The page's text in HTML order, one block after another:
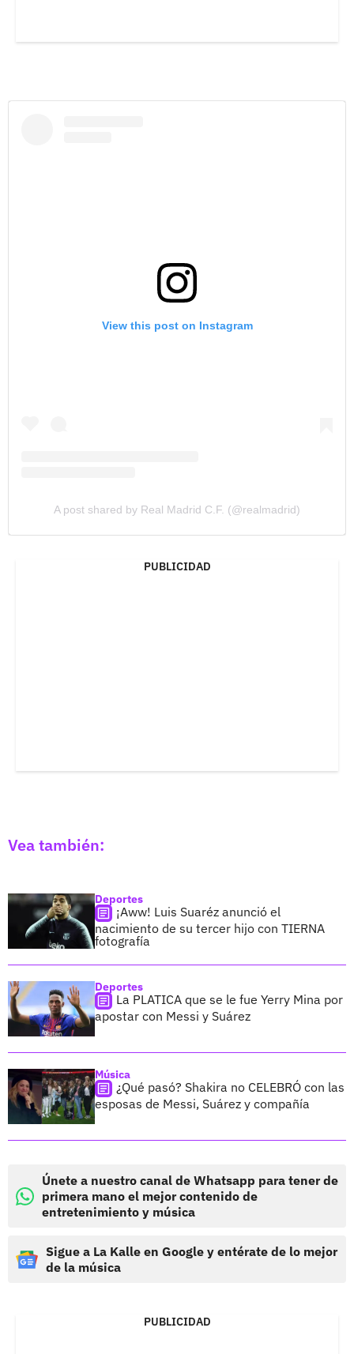
View this post on Instagram
A post shared by Real Madrid C.F. (@realmadrid)
PUBLICIDAD
Vea también:
Deportes
¡Aww! Luis Suaréz anunció el
nacimiento de su tercer hijo con TIERNA
fotografía
Deportes
La PLATICA que se le fue Yerry Mina por
apostar con Messi y Suárez
Música
¿Qué pasó? Shakira no CELEBRÓ con las
esposas de Messi, Suárez y compañía
Únete a nuestro canal de Whatsapp para tener de
primera mano el mejor contenido de
entretenimiento y música
Sigue a La Kalle en Google y entérate de lo mejor
de la música
PUBLICIDAD